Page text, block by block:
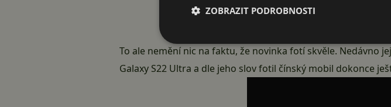
To ale nemění nic na faktu, že novinka fotí skvěle. Nedávno
Galaxy S22 Ultra a dle jeho slov fotil čínský mobil dokonce
ZOBRAZIT PODROBNOSTI